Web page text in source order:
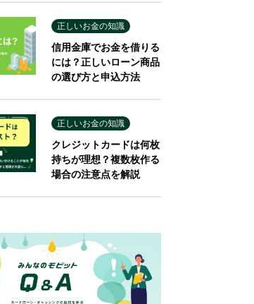
正しいお金の知識
信用金庫でお金を借りる
には？正しいローン商品
の選び方と申込方法
正しいお金の知識
クレジットカードは何枚
持ちが理想？複数枚作る
場合の注意点を解説